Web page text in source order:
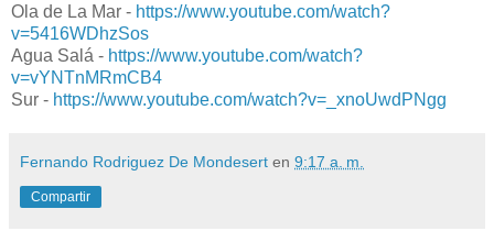
Ola de La Mar - https://www.youtube.com/watch?
v=5416WDhzSos
Agua Salá - https://www.youtube.com/watch?
v=vYNTnMRmCB4
Sur - https://www.youtube.com/watch?v=_xnoUwdPNgg
Fernando Rodriguez De Mondesert en 9:17 a. m.
Compartir